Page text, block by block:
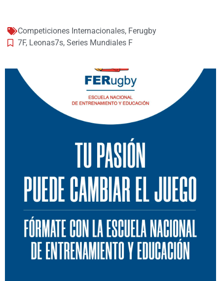
Competiciones Internacionales, Ferugby
7F, Leonas7s, Series Mundiales F